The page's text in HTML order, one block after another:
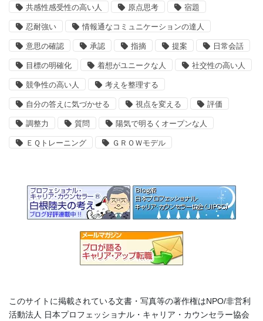
共感性感受性の高い人 原点思考 宿題
忍耐強い 情報通なコミュニケーションの達人
意思の確認 承認 指摘 提案 日常会話
目標の明確化 着想がユニークな人 社交性の高い人
競争性の高い人 考えを整理する
自分の答えに気づかせる 視点を変える 評価
調整力 質問 陽気で明るくオープンな人
ＥＱトレーニング ＧＲＯＷモデル
このサイトに掲載されている文書・写真等の著作権はNPO/非営利
活動法人 日本プロフェッショナル・キャリア・カウンセラー協会